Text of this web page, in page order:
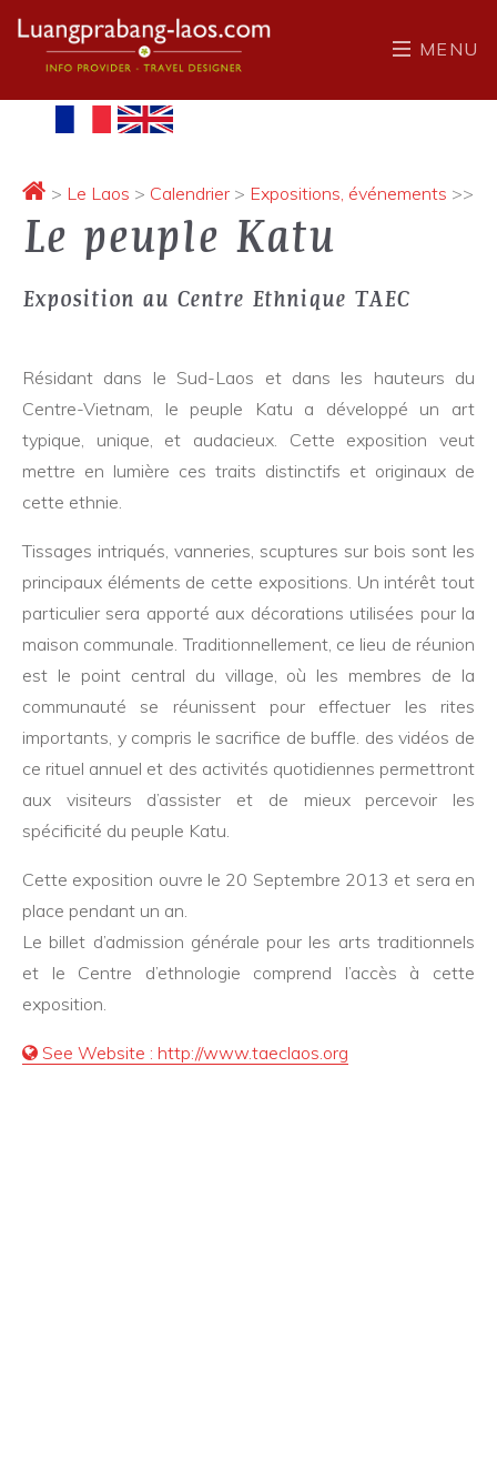
MENU
> Le Laos > Calendrier > Expositions, événements >>
Le peuple Katu
Exposition au Centre Ethnique TAEC
Résidant dans le Sud-Laos et dans les hauteurs du
Centre-Vietnam, le peuple Katu a développé un art
typique, unique, et audacieux. Cette exposition veut
mettre en lumière ces traits distinctifs et originaux de
cette ethnie.
Tissages intriqués, vanneries, scuptures sur bois sont les
principaux éléments de cette expositions. Un intérêt tout
particulier sera apporté aux décorations utilisées pour la
maison communale. Traditionnellement, ce lieu de réunion
est le point central du village, où les membres de la
communauté se réunissent pour effectuer les rites
importants, y compris le sacrifice de buffle. des vidéos de
ce rituel annuel et des activités quotidiennes permettront
aux visiteurs d’assister et de mieux percevoir les
spécificité du peuple Katu.
Cette exposition ouvre le 20 Septembre 2013 et sera en
place pendant un an.
Le billet d’admission générale pour les arts traditionnels
et le Centre d’ethnologie comprend l’accès à cette
exposition.
See Website : http://www.taeclaos.org